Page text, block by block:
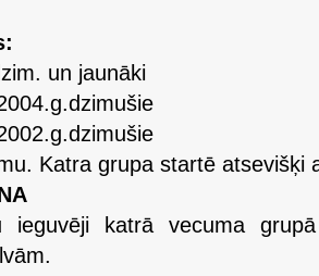
un jaunāki
Katra grupa startē atsevišķi
katrā vecuma